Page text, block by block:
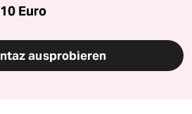
10 Euro
ausprobieren